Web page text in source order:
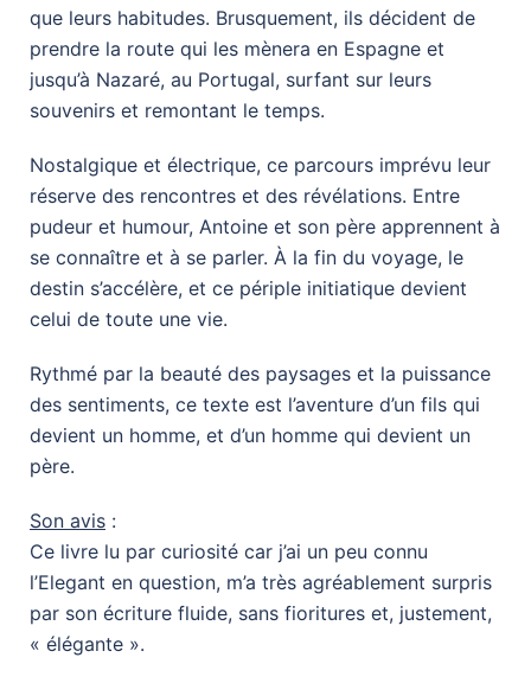
que leurs habitudes. Brusquement, ils décident de
prendre la route qui les mènera en Espagne et
jusqu’à Nazaré, au Portugal, surfant sur leurs
souvenirs et remontant le temps.
Nostalgique et électrique, ce parcours imprévu leur
réserve des rencontres et des révélations. Entre
pudeur et humour, Antoine et son père apprennent à
se connaître et à se parler. À la fin du voyage, le
destin s’accélère, et ce périple initiatique devient
celui de toute une vie.
Rythmé par la beauté des paysages et la puissance
des sentiments, ce texte est l’aventure d’un fils qui
devient un homme, et d’un homme qui devient un
père.
Son avis :
Ce livre lu par curiosité car j’ai un peu connu
l’Elegant en question, m’a très agréablement surpris
par son écriture fluide, sans fioritures et, justement,
« élégante ».